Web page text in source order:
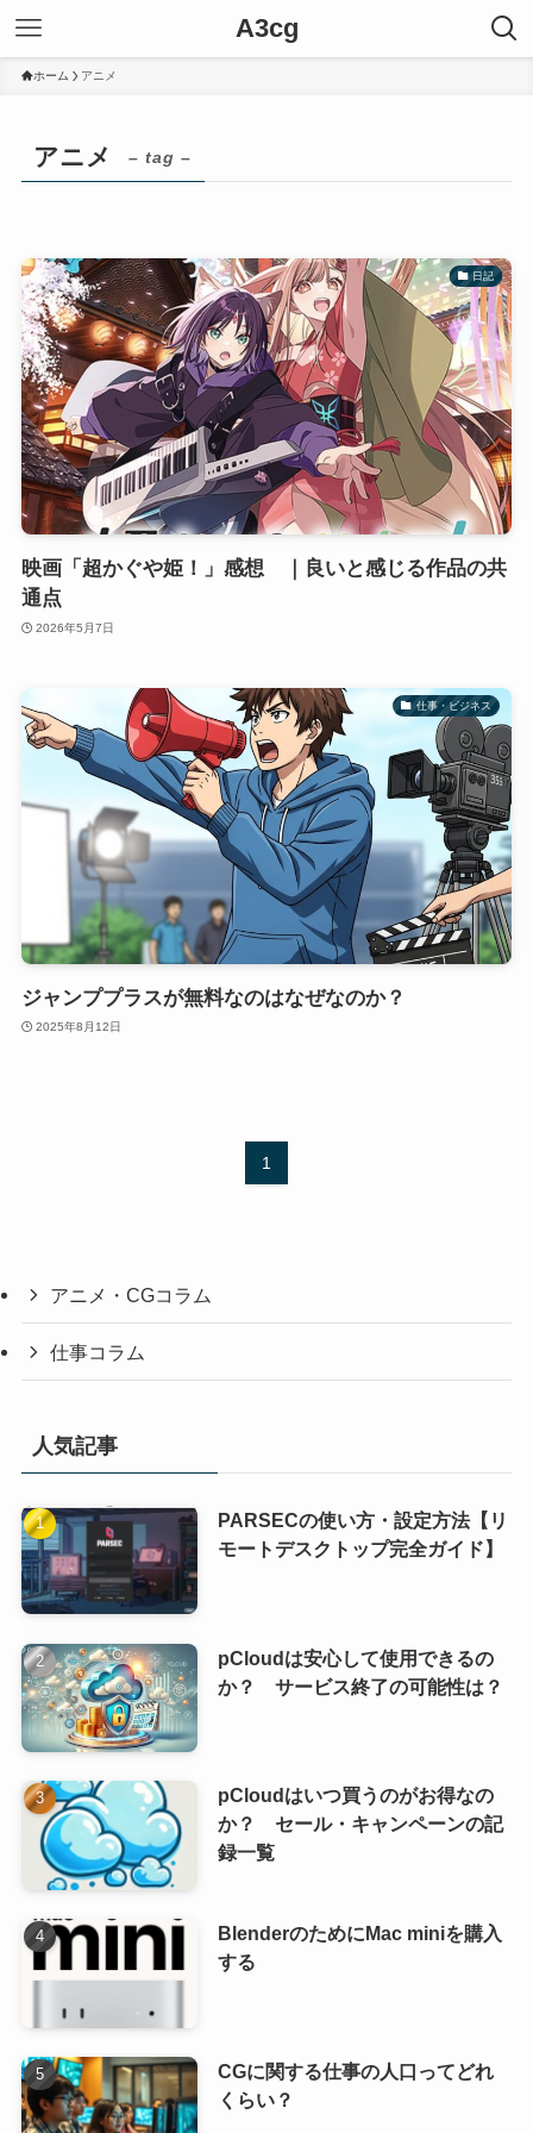
A3cg
ホーム アニメ
アニメ – tag –
日記
映画「超かぐや姫！」感想 ｜良いと感じる作品の共
通点
2026年5月7日
仕事・ビジネス
ジャンププラスが無料なのはなぜなのか？
2025年8月12日
1
アニメ・CGコラム
仕事コラム
人気記事
PARSECの使い方・設定方法【リ
モートデスクトップ完全ガイド】
pCloudは安心して使用できるの
か？ サービス終了の可能性は？
pCloudはいつ買うのがお得なの
か？ セール・キャンペーンの記
録一覧
BlenderのためにMac miniを購入
する
CGに関する仕事の人口ってどれ
くらい？